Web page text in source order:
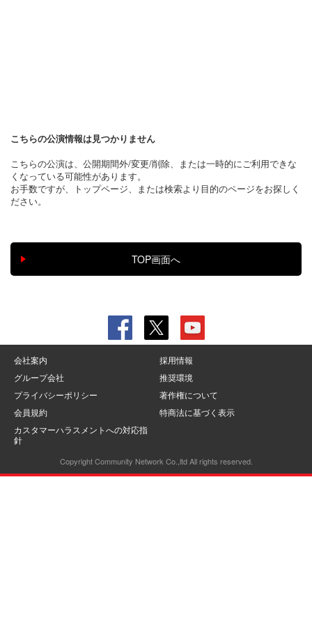
こちらの公演情報は見つかりません
こちらの公演は、公開期間外/変更/削除、または一時的にご利用できな
くなっている可能性があります。
お手数ですが、トップページ、または検索より目的のページをお探しく
ださい。
会社案内
採用情報
グループ会社
推奨環境
プライバシーポリシー
著作権について
会員規約
特商法に基づく表示
カスタマーハラスメントへの対応指
針
Copyright Community Network Co.,ltd All rights reserved.